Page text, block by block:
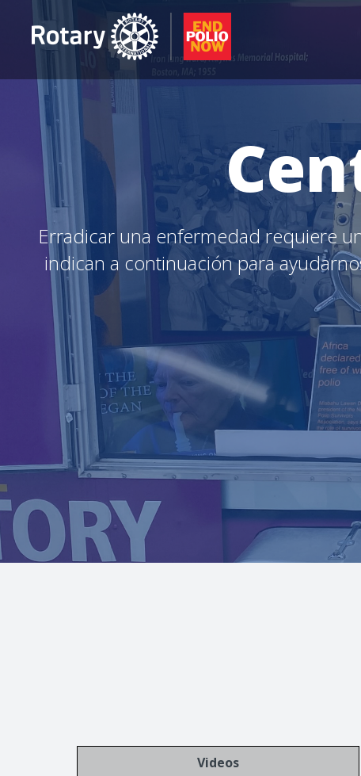
Erradicar una enfermedad requiere
indican a continuación para
Videos